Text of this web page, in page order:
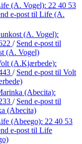
(A. Vogel): 22 40 53
e-post til Life (A.
(A. Vogel):
/ Send e-post til
(A. Vogel)
(A.Kjærbede):
/ Send e-post til Volt
(Abecita):
/ Send e-post til
(Abecita)
(Abeego): 22 40 53
e-post til Life